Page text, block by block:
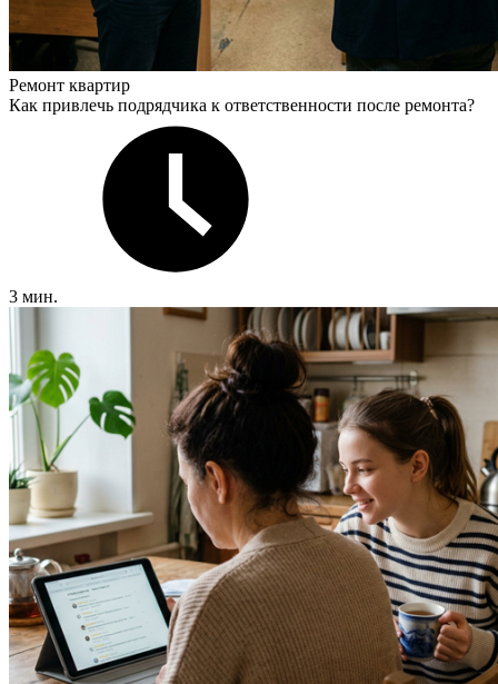
Ремонт квартир
Как привлечь подрядчика к ответственности после ремонта?
3 мин.